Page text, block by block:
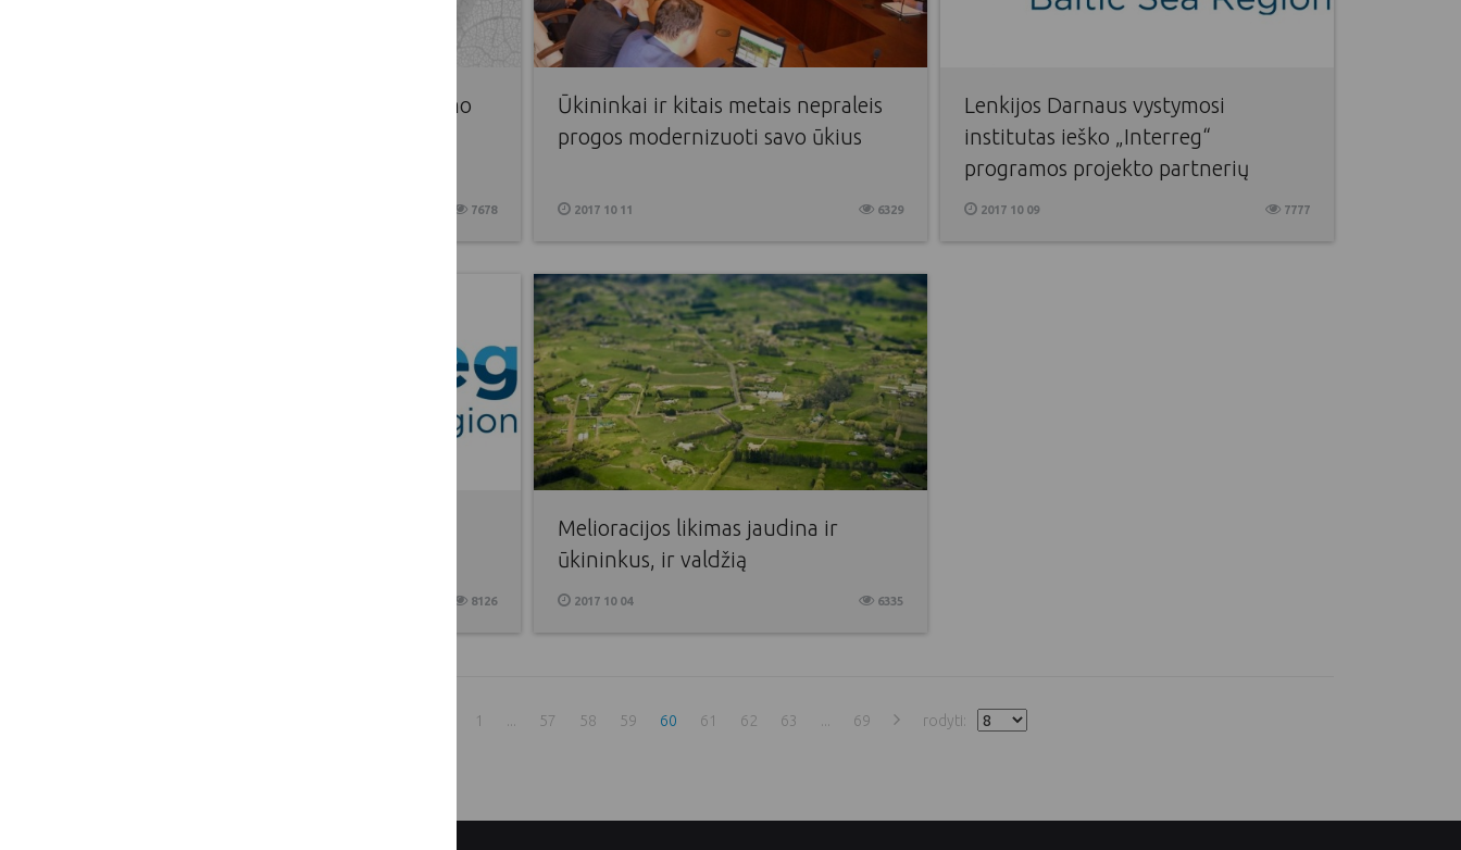
EKPT paskelbė LEADER vertinimo
7678
Ūkininkai ir kitais metais nepraleis
progos modernizuoti savo ūkius
2017 10 11 6329
Lenkijos Darnaus vystymosi
institutas ieško „Interreg“
programos projekto partnerių
2017 10 09 7777
8126
Melioracijos likimas jaudina ir
ūkininkus, ir valdžią
2017 10 04 6335
1 57 58 59 60 61 62 63 69 rodyti: